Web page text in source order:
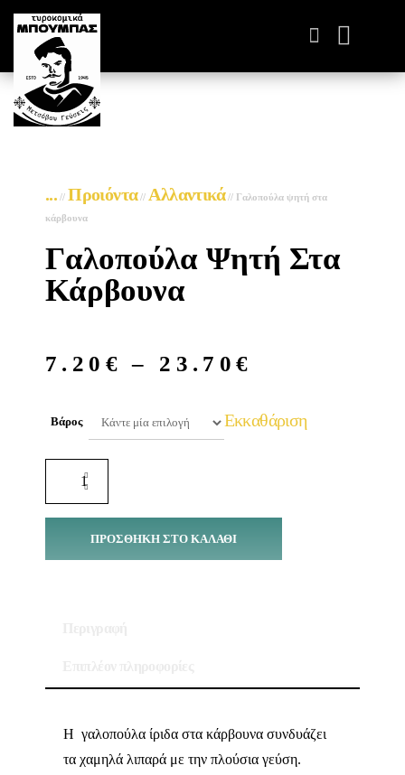
... // Προιόντα// Αλλαντικά// Γαλοπούλα ψητή στα
κάρβουνα
Γαλοπούλα Ψητή Στα
Κάρβουνα
7.20 € – 23.70€
Βάρος Εκκαθάριση
ΠΡΟΣΘΉΚΗ ΣΤΟ ΚΑΛΆΘΙ
Η γαλοπούλα ίριδα στα κάρβουνα συνδυάζει
τα χαμηλά λιπαρά με την πλούσια γεύση.